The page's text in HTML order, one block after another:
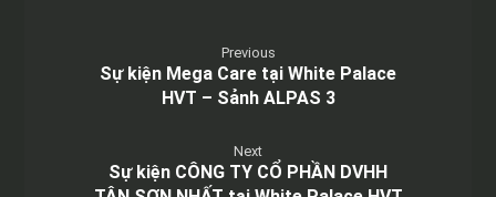
Previous
Sự kiện Mega Care tại White Palace
HVT – Sảnh ALPAS 3
Next
Sự kiện CÔNG TY CỔ PHẦN DVHH